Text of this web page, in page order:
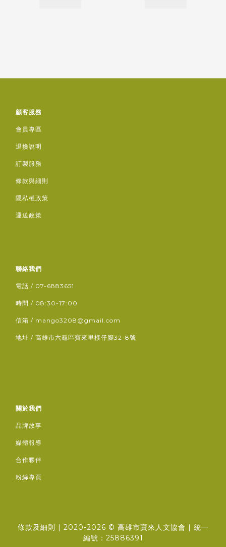
顧客服務
會員專區
退換說明
訂製服務
條款與細則
隱私權政策
運送政策
聯絡我們
電話 / 07-6883651
時間 / 08:30-17:00
信箱 / mango3208@gmail.com
地址 / 高雄市六龜區寶來里檨仔腳32-8號
關於我們
品牌故事
媒體報導
合作夥伴
粉絲專頁
條款及細則 | 2020-2026 © 高雄市寶來人文協會 | 統一
編號：25886391